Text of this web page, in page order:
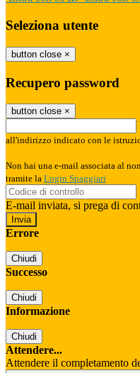
Seleziona utente
button close ×
Recupero password
button close ×
all'indirizzo indicato con le
Non hai una e-mail associata al
tramite la Login Spaggiari
E-mail inviata, si prega di
Errore
Chiudi
Successo
Chiudi
Informazione
Chiudi
Attendere...
Attendere il completamento